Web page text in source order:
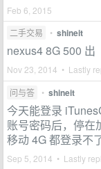
Feb 6, 2015
二手交易
• shineit
nexus4 8G 500 出
Nov 23, 2014 • Lastly
问与答 • shineit
今天能登录
账号密码后，停在
移动 4G 都登录不
Sep 5, 2014 • Lastly